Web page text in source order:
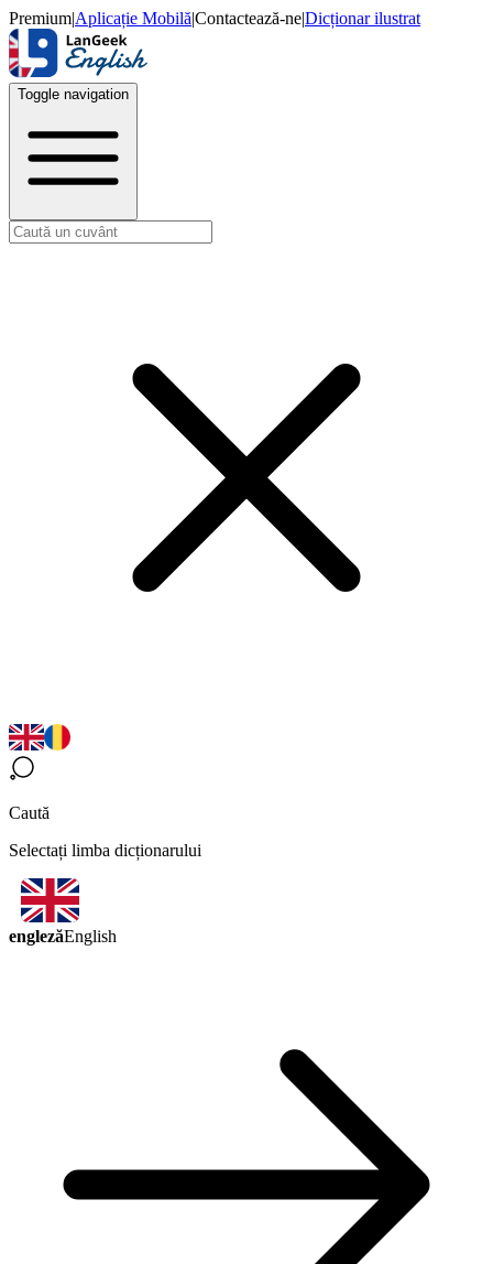
Premium|Aplicație Mobilă|Contactează-ne|Dicționar ilustrat
Toggle navigation
Caută
Selectați limba dicționarului
englezăEnglish